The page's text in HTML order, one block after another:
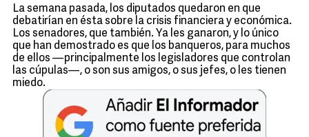
La semana pasada, los diputados quedaron en que
debatirían en ésta sobre la crisis financiera y económica.
Los senadores, que también. Ya les ganaron, y lo único
que han demostrado es que los banqueros, para muchos
de ellos —principalmente los legisladores que controlan
las cúpulas—, o son sus amigos, o sus jefes, o les tienen
miedo.